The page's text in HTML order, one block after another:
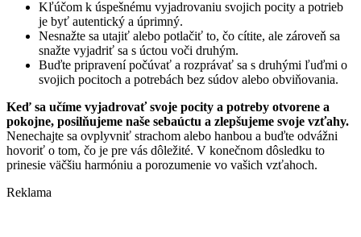
Kľúčom k úspešnému vyjadrovaniu svojich pocity a potrieb
je byť autentický a úprimný.
Nesnažte sa utajiť alebo potlačiť to, čo cítite, ale zároveň sa
snažte vyjadriť sa s úctou voči druhým.
Buďte pripravení počúvať a rozprávať sa s druhými ľuďmi o
svojich pocitoch a potrebách bez súdov alebo obviňovania.
Keď sa učíme vyjadrovať svoje pocity a potreby otvorene a
pokojne, posilňujeme naše sebaúctu a zlepšujeme svoje vzťahy.
Nenechajte sa ovplyvniť strachom alebo hanbou a buďte odvážni
hovoriť o tom, čo je pre vás dôležité. V konečnom dôsledku to
prinesie väčšiu harmóniu a porozumenie vo vašich vzťahoch.
Reklama